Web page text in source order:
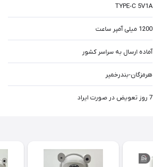
TYPE-C 5V1A
1200 میلی آمپر ساعت
آماده ارسال به سراسر کشور
هرمزگان-بندرخمیر
7 روز تعویض در صورت ایراد